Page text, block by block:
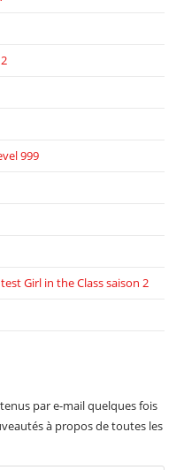
999
Girl in the Class saison 2
par e-mail quelques fois
à propos de toutes les